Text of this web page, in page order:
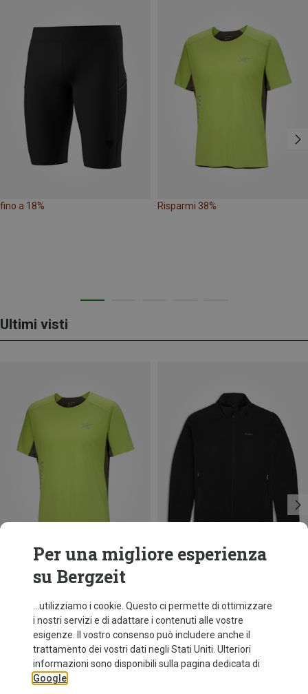
fino a 18% Risparmi 38%
Ultimi visti
Risparmi 38%
Per una migliore esperienza
su Bergzeit
...utilizziamo i cookie. Questo ci permette di ottimizzare
i nostri servizi e di adattare i contenuti alle vostre
esigenze. Il vostro consenso può includere anche il
trattamento dei vostri dati negli Stati Uniti. Ulteriori
informazioni sono disponibili sulla pagina dedicata di
Google